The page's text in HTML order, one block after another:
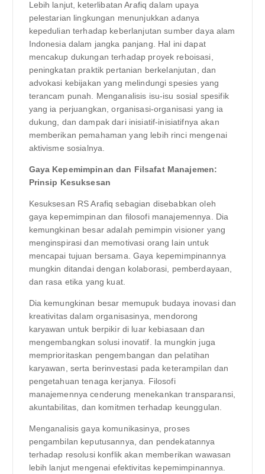
Lebih lanjut, keterlibatan Arafiq dalam upaya
pelestarian lingkungan menunjukkan adanya
kepedulian terhadap keberlanjutan sumber daya alam
Indonesia dalam jangka panjang. Hal ini dapat
mencakup dukungan terhadap proyek reboisasi,
peningkatan praktik pertanian berkelanjutan, dan
advokasi kebijakan yang melindungi spesies yang
terancam punah. Menganalisis isu-isu sosial spesifik
yang ia perjuangkan, organisasi-organisasi yang ia
dukung, dan dampak dari inisiatif-inisiatifnya akan
memberikan pemahaman yang lebih rinci mengenai
aktivisme sosialnya.
Gaya Kepemimpinan dan Filsafat Manajemen:
Prinsip Kesuksesan
Kesuksesan RS Arafiq sebagian disebabkan oleh
gaya kepemimpinan dan filosofi manajemennya. Dia
kemungkinan besar adalah pemimpin visioner yang
menginspirasi dan memotivasi orang lain untuk
mencapai tujuan bersama. Gaya kepemimpinannya
mungkin ditandai dengan kolaborasi, pemberdayaan,
dan rasa etika yang kuat.
Dia kemungkinan besar memupuk budaya inovasi dan
kreativitas dalam organisasinya, mendorong
karyawan untuk berpikir di luar kebiasaan dan
mengembangkan solusi inovatif. Ia mungkin juga
memprioritaskan pengembangan dan pelatihan
karyawan, serta berinvestasi pada keterampilan dan
pengetahuan tenaga kerjanya. Filosofi
manajemennya cenderung menekankan transparansi,
akuntabilitas, dan komitmen terhadap keunggulan.
Menganalisis gaya komunikasinya, proses
pengambilan keputusannya, dan pendekatannya
terhadap resolusi konflik akan memberikan wawasan
lebih lanjut mengenai efektivitas kepemimpinannya.